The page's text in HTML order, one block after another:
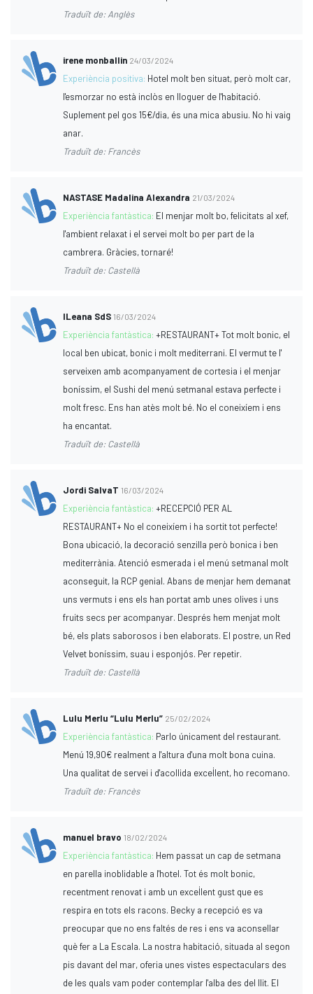
Traduït de: Anglès
irene monballin 24/03/2024
Experiència positiva: Hotel molt ben situat, però molt car,
l'esmorzar no està inclòs en lloguer de l'habitació.
Suplement pel gos 15€/dia, és una mica abusiu. No hi vaig
anar.
Traduït de: Francès
NASTASE Madalina Alexandra 21/03/2024
Experiència fantàstica: El menjar molt bo, felicitats al xef,
l'ambient relaxat i el servei molt bo per part de la
cambrera. Gràcies, tornaré!
Traduït de: Castellà
ILeana SdS 16/03/2024
Experiència fantàstica:+RESTAURANT+ Tot molt bonic, el
local ben ubicat, bonic i molt mediterrani. El vermut te l'
serveixen amb acompanyament de cortesia i el menjar
boníssim, el Sushi del menú setmanal estava perfecte i
molt fresc. Ens han atès molt bé. No el coneixíem i ens
ha encantat.
Traduït de: Castellà
Jordi SalvaT 16/03/2024
Experiència fantàstica:+RECEPCIÓ PER AL
RESTAURANT+ No el coneixíem i ha sortit tot perfecte!
Bona ubicació, la decoració senzilla però bonica i ben
mediterrània. Atenció esmerada i el menú setmanal molt
aconseguit, la RCP genial. Abans de menjar hem demanat
uns vermuts i ens els han portat amb unes olives i uns
fruits secs per acompanyar. Després hem menjat molt
bé, els plats saborosos i ben elaborats. El postre, un Red
Velvet boníssim, suau i esponjós. Per repetir.
Traduït de: Castellà
Lulu Merlu “Lulu Merlu” 25/02/2024
Experiència fantàstica: Parlo únicament del restaurant.
Menú 19,90€ realment a l'altura d'una molt bona cuina.
Una qualitat de servei i d'acollida excel·lent, ho recomano.
Traduït de: Francès
manuel bravo 18/02/2024
Experiència fantàstica: Hem passat un cap de setmana
en parella inoblidable a l'hotel. Tot és molt bonic,
recentment renovat i amb un excel·lent gust que es
respira en tots els racons. Becky a recepció es va
preocupar que no ens faltés de res i ens va aconsellar
què fer a La Escala. La nostra habitació, situada al segon
pis davant del mar, oferia unes vistes espectaculars des
de les quals vam poder contemplar l'alba des del llit. El